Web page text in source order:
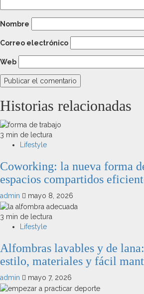
Nombre
Correo electrónico
Web
Historias relacionadas
3 min de lectura
Lifestyle
Coworking: la nueva forma
espacios compartidos
admin mayo 8, 2026
3 min de lectura
Lifestyle
Alfombras lavables y de
estilo, materiales y fácil
admin mayo 7, 2026